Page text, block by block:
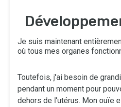
Je suis maintenant
où tous mes organes
Toutefois, j'ai besoin de
pendant un moment pour
dehors de l'utérus. Mon ouïe